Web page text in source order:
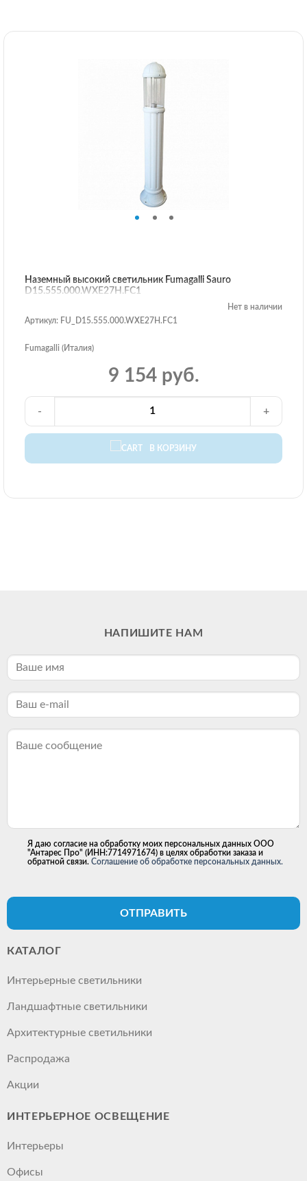
Наземный высокий светильник Fumagalli Sauro
D15.555.000.WXE27H.FC1
Нет в наличии
Артикул: FU_D15.555.000.WXE27H.FC1
Fumagalli (Италия)
9 154 руб.
В КОРЗИНУ
- +
НАПИШИТЕ НАМ
Я даю согласие на обработку моих персональных данных ООО
"Антарес Про" (ИНН:7714971674) в целях обработки заказа и
обратной связи. Соглашение об обработке персональных данных.
ОТПРАВИТЬ
КАТАЛОГ
Интерьерные светильники
Ландшафтные светильники
Архитектурные светильники
Распродажа
Акции
ИНТЕРЬЕРНОЕ ОСВЕЩЕНИЕ
Интерьеры
Офисы